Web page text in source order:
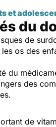
et
du
de
os des
du
des
de